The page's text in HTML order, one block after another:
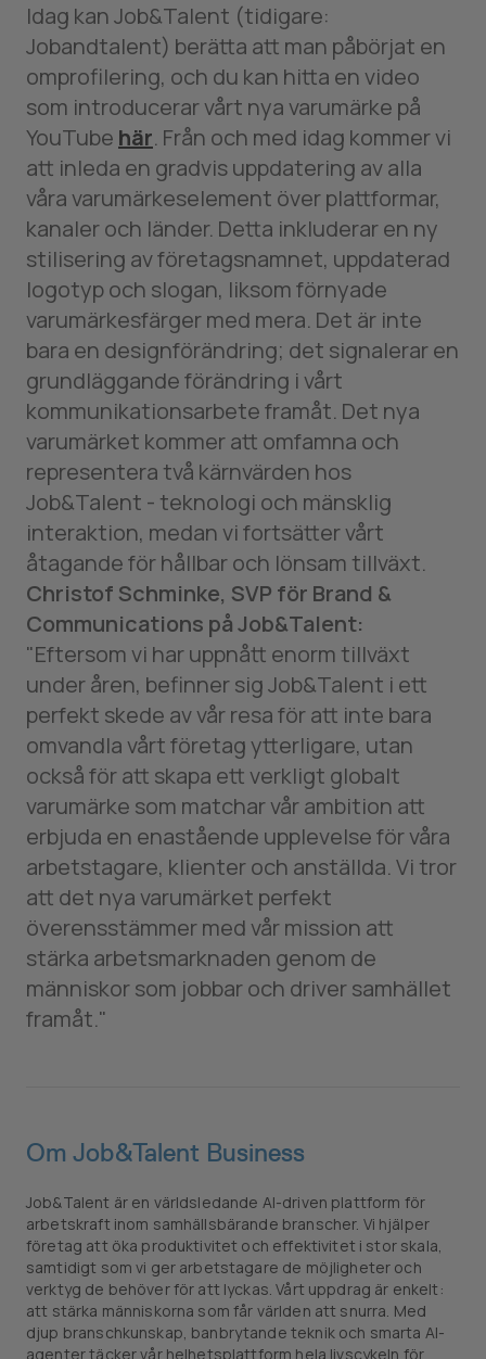
Idag kan Job&Talent (tidigare:
Jobandtalent) berätta att man påbörjat en
omprofilering, och du kan hitta en video
som introducerar vårt nya varumärke på
YouTube här. Från och med idag kommer vi
att inleda en gradvis uppdatering av alla
våra varumärkeselement över plattformar,
kanaler och länder. Detta inkluderar en ny
stilisering av företagsnamnet, uppdaterad
logotyp och slogan, liksom förnyade
varumärkesfärger med mera. Det är inte
bara en designförändring; det signalerar en
grundläggande förändring i vårt
kommunikationsarbete framåt. Det nya
varumärket kommer att omfamna och
representera två kärnvärden hos
Job&Talent - teknologi och mänsklig
interaktion, medan vi fortsätter vårt
åtagande för hållbar och lönsam tillväxt.
Christof Schminke, SVP för Brand &
Communications på Job&Talent:
"Eftersom vi har uppnått enorm tillväxt
under åren, befinner sig Job&Talent i ett
perfekt skede av vår resa för att inte bara
omvandla vårt företag ytterligare, utan
också för att skapa ett verkligt globalt
varumärke som matchar vår ambition att
erbjuda en enastående upplevelse för våra
arbetstagare, klienter och anställda. Vi tror
att det nya varumärket perfekt
överensstämmer med vår mission att
stärka arbetsmarknaden genom de
människor som jobbar och driver samhället
framåt."
Om Job&Talent Business
Job&Talent är en världsledande AI-driven plattform för
arbetskraft inom samhällsbärande branscher. Vi hjälper
företag att öka produktivitet och effektivitet i stor skala,
samtidigt som vi ger arbetstagare de möjligheter och
verktyg de behöver för att lyckas. Vårt uppdrag är enkelt:
att stärka människorna som får världen att snurra. Med
djup branschkunskap, banbrytande teknik och smarta AI-
agenter täcker vår helhetsplattform hela livscykeln för